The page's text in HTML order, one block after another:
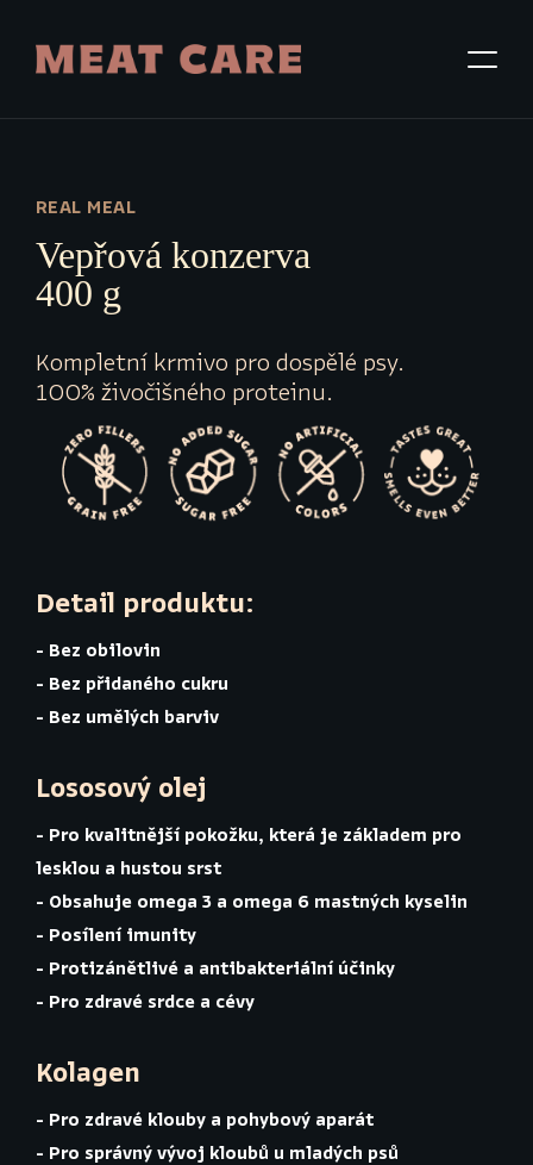
REAL MEAL
Vepřová konzerva
400 g
Kompletní krmivo pro dospělé psy.
100% živočišného proteinu.
Detail produktu:
- Bez obilovin
- Bez přidaného cukru
- Bez umělých barviv
Lososový olej
- Pro kvalitnější pokožku, která je základem pro
lesklou a hustou srst
- Obsahuje omega 3 a omega 6 mastných kyselin
- Posílení imunity
- Protizánětlivé a antibakteriální účinky
- Pro zdravé srdce a cévy
Kolagen
- Pro zdravé klouby a pohybový aparát
- Pro správný vývoj kloubů u mladých psů